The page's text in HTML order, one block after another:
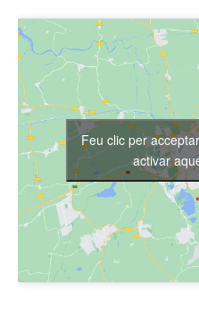
Feu clic per
activar